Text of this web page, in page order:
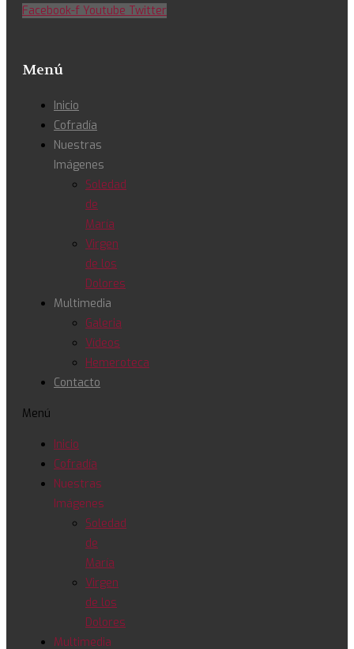
Facebook-f Youtube Twitter
Menú
Inicio
Cofradía
Nuestras
Imágenes
Soledad
de
María
Virgen
de los
Dolores
Multimedia
Galeria
Vídeos
Hemeroteca
Contacto
Menú
Inicio
Cofradía
Nuestras
Imágenes
Soledad
de
María
Virgen
de los
Dolores
Multimedia